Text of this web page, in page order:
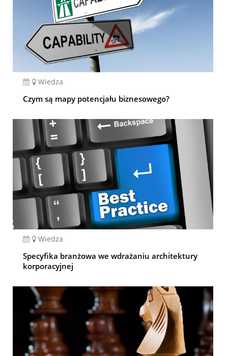
Wiedza
Czym są mapy potencjału biznesowego?
Wiedza
Specyfika branżowa we wdrażaniu architektury
korporacyjnej